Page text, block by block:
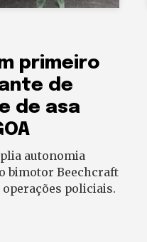
primeiro
de
de asa
autonomia
bimotor Beechcraft
operações policiais.